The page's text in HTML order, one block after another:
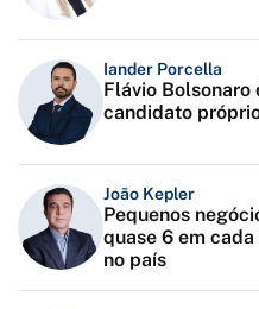
Iander Porcella
Flávio
candidato
João Kepler
Pequenos
quase 6 em
no país